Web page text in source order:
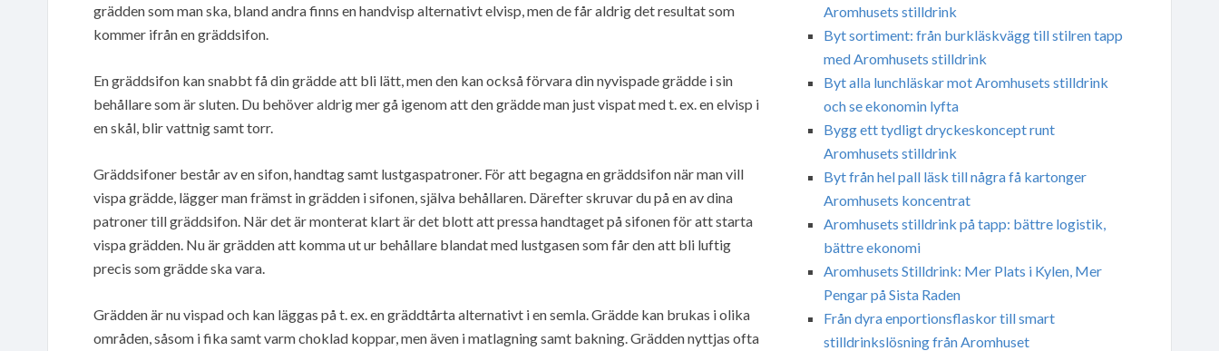
grädden som man ska, bland andra finns en handvisp alternativt elvisp, men de får aldrig det resultat som
kommer ifrån en gräddsifon.
En gräddsifon kan snabbt få din grädde att bli lätt, men den kan också förvara din nyvispade grädde i sin
behållare som är sluten. Du behöver aldrig mer gå igenom att den grädde man just vispat med t. ex. en elvisp i
en skål, blir vattnig samt torr.
Gräddsifoner består av en sifon, handtag samt lustgaspatroner. För att begagna en gräddsifon när man vill
vispa grädde, lägger man främst in grädden i sifonen, själva behållaren. Därefter skruvar du på en av dina
patroner till gräddsifon. När det är monterat klart är det blott att pressa handtaget på sifonen för att starta
vispa grädden. Nu är grädden att komma ut ur behållare blandat med lustgasen som får den att bli luftig
precis som grädde ska vara.
Grädden är nu vispad och kan läggas på t. ex. en gräddtårta alternativt i en semla. Grädde kan brukas i olika
områden, såsom i fika samt varm choklad koppar, men även i matlagning samt bakning. Grädden nyttjas ofta
Aromhusets stilldrink
Byt sortiment: från burkläskvägg till stilren tapp
med Aromhusets stilldrink
Byt alla lunchläskar mot Aromhusets stilldrink
och se ekonomin lyfta
Bygg ett tydligt dryckeskoncept runt
Aromhusets stilldrink
Byt från hel pall läsk till några få kartonger
Aromhusets koncentrat
Aromhusets stilldrink på tapp: bättre logistik,
bättre ekonomi
Aromhusets Stilldrink: Mer Plats i Kylen, Mer
Pengar på Sista Raden
Från dyra enportionsflaskor till smart
stilldrinkslösning från Aromhuset